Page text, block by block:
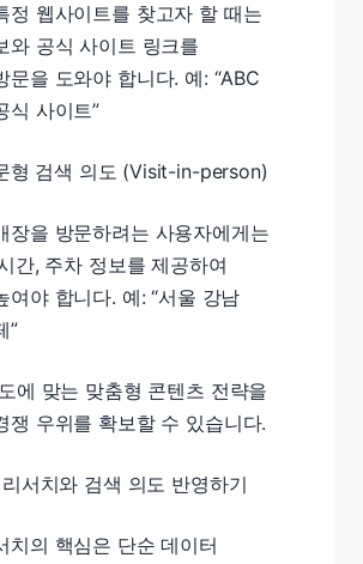
정 웹사이트를 찾고자 할 때는
와 공식 사이트 링크를
문을 도와야 합니다. 예: “ABC
식 사이트”
형 검색 의도 (Visit-in-person)
장을 방문하려는 사용자에게는
간, 주차 정보를 제공하여
여야 합니다. 예: “서울 강남
”
에 맞는 맞춤형 콘텐츠 전략을
쟁 우위를 확보할 수 있습니다.
서치와 검색 의도 반영하기
치의 핵심은 단순 데이터